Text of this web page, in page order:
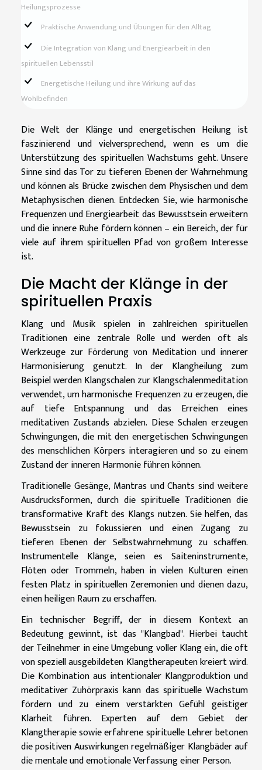
Heilungsprozesse
Praktische Anwendung und Übungen für den Alltag
Die Integration von Klang und Energiearbeit in den
spirituellen Lebensstil
Energetische Heilung und ihre Wirkung auf das
Wohlbefinden
Die Welt der Klänge und energetischen Heilung ist
faszinierend und vielversprechend, wenn es um die
Unterstützung des spirituellen Wachstums geht. Unsere
Sinne sind das Tor zu tieferen Ebenen der Wahrnehmung
und können als Brücke zwischen dem Physischen und dem
Metaphysischen dienen. Entdecken Sie, wie harmonische
Frequenzen und Energiearbeit das Bewusstsein erweitern
und die innere Ruhe fördern können – ein Bereich, der für
viele auf ihrem spirituellen Pfad von großem Interesse
ist.
Die Macht der Klänge in der
spirituellen Praxis
Klang und Musik spielen in zahlreichen spirituellen
Traditionen eine zentrale Rolle und werden oft als
Werkzeuge zur Förderung von Meditation und innerer
Harmonisierung genutzt. In der Klangheilung zum
Beispiel werden Klangschalen zur Klangschalenmeditation
verwendet, um harmonische Frequenzen zu erzeugen, die
auf tiefe Entspannung und das Erreichen eines
meditativen Zustands abzielen. Diese Schalen erzeugen
Schwingungen, die mit den energetischen Schwingungen
des menschlichen Körpers interagieren und so zu einem
Zustand der inneren Harmonie führen können.
Traditionelle Gesänge, Mantras und Chants sind weitere
Ausdrucksformen, durch die spirituelle Traditionen die
transformative Kraft des Klangs nutzen. Sie helfen, das
Bewusstsein zu fokussieren und einen Zugang zu
tieferen Ebenen der Selbstwahrnehmung zu schaffen.
Instrumentelle Klänge, seien es Saiteninstrumente,
Flöten oder Trommeln, haben in vielen Kulturen einen
festen Platz in spirituellen Zeremonien und dienen dazu,
einen heiligen Raum zu erschaffen.
Ein technischer Begriff, der in diesem Kontext an
Bedeutung gewinnt, ist das "Klangbad". Hierbei taucht
der Teilnehmer in eine Umgebung voller Klang ein, die oft
von speziell ausgebildeten Klangtherapeuten kreiert wird.
Die Kombination aus intentionaler Klangproduktion und
meditativer Zuhörpraxis kann das spirituelle Wachstum
fördern und zu einem verstärkten Gefühl geistiger
Klarheit führen. Experten auf dem Gebiet der
Klangtherapie sowie erfahrene spirituelle Lehrer betonen
die positiven Auswirkungen regelmäßiger Klangbäder auf
die mentale und emotionale Verfassung einer Person.